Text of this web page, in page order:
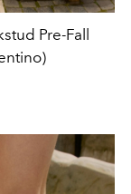
Pre-Fall